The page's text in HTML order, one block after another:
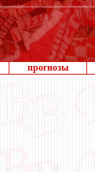
прогнозы